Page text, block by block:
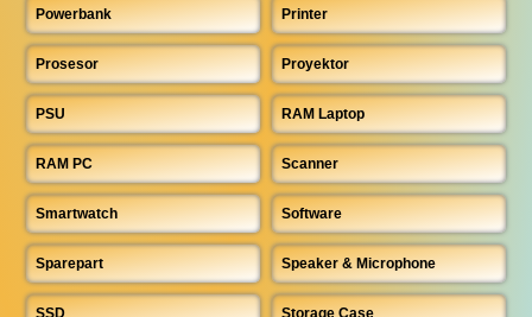
Powerbank Printer
Prosesor Proyektor
PSU RAM Laptop
RAM PC Scanner
Smartwatch Software
Sparepart Speaker & Microphone
SSD Storage Case